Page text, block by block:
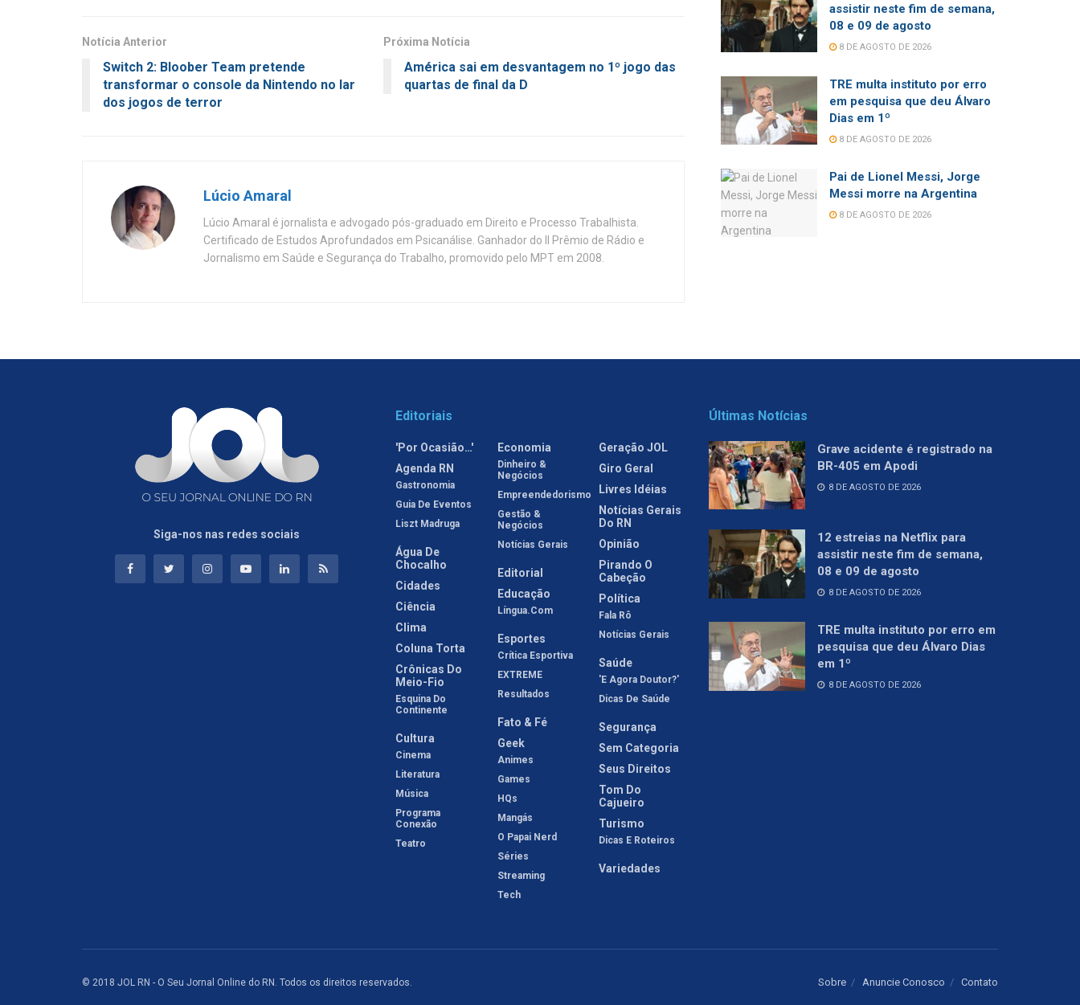
Notícia Anterior
Switch 2: Bloober Team pretende
transformar o console da Nintendo no lar
dos jogos de terror
Próxima Notícia
América sai em desvantagem no 1º jogo das
quartas de final da D
Lúcio Amaral
Lúcio Amaral é jornalista e advogado pós-graduado em Direito e Processo Trabalhista.
Certificado de Estudos Aprofundados em Psicanálise. Ganhador do II Prêmio de Rádio e
Jornalismo em Saúde e Segurança do Trabalho, promovido pelo MPT em 2008.
assistir neste fim de semana,
08 e 09 de agosto
8 DE AGOSTO DE 2026
TRE multa instituto por erro
em pesquisa que deu Álvaro
Dias em 1º
8 DE AGOSTO DE 2026
Pai de Lionel Messi, Jorge
Messi morre na Argentina
8 DE AGOSTO DE 2026
Siga-nos nas redes sociais
Editoriais
'Por Ocasião…'
Agenda RN
Gastronomia
Guia De Eventos
Liszt Madruga
Água De
Chocalho
Cidades
Ciência
Clima
Coluna Torta
Crônicas Do
Meio-Fio
Esquina Do
Continente
Cultura
Cinema
Literatura
Música
Programa
Conexão
Teatro
Economia
Dinheiro &
Negócios
Empreendedorismo
Gestão &
Negócios
Notícias Gerais
Editorial
Educação
Língua.com
Esportes
Crítica Esportiva
EXTREME
Resultados
Fato & Fé
Geek
Animes
Games
HQs
Mangás
O Papai Nerd
Séries
Streaming
Tech
Geração JOL
Giro Geral
Livres Idéias
Notícias Gerais
Do RN
Opinião
Pirando O
Cabeção
Política
Fala Rô
Notícias Gerais
Saúde
'E Agora Doutor?'
Dicas De Saúde
Segurança
Sem Categoria
Seus Direitos
Tom Do
Cajueiro
Turismo
Dicas E Roteiros
Variedades
Últimas Notícias
Grave acidente é registrado na
BR-405 em Apodi
8 DE AGOSTO DE 2026
12 estreias na Netflix para
assistir neste fim de semana,
08 e 09 de agosto
8 DE AGOSTO DE 2026
TRE multa instituto por erro em
pesquisa que deu Álvaro Dias
em 1º
8 DE AGOSTO DE 2026
Sobre Anuncie Conosco Contato
© 2018 JOL RN - O Seu Jornal Online do RN. Todos os direitos reservados.